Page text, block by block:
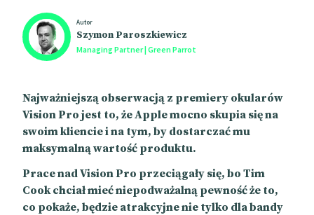
Autor
Szymon Paroszkiewicz
Managing Partner | Green Parrot
Najważniejszą obserwacją z premiery okularów
Vision Pro jest to, że Apple mocno skupia się na
swoim kliencie i na tym, by dostarczać mu
maksymalną wartość produktu.
Prace nad Vision Pro przeciągały się, bo Tim
Cook chciał mieć niepodważalną pewność że to,
co pokaże, będzie atrakcyjne nie tylko dla bandy